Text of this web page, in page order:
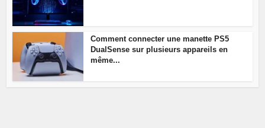
Comment connecter une manette PS5
DualSense sur plusieurs appareils en
même...